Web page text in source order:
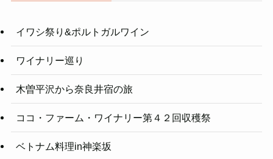
イワシ祭り&ポルトガルワイン
ワイナリー巡り
木曽平沢から奈良井宿の旅
ココ・ファーム・ワイナリー第４２回収穫祭
ベトナム料理in神楽坂